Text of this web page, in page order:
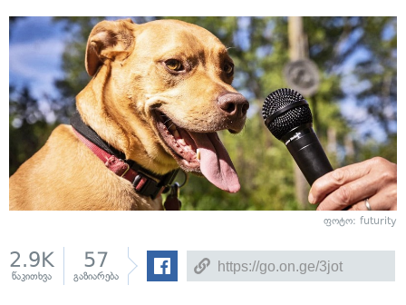
ფოტო: futurity
2.9K
წაკითხვა
57
გაზიარება